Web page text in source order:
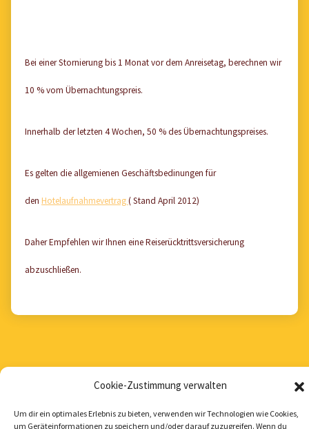
Cookie-Zustimmung verwalten
Um dir ein optimales Erlebnis zu bieten, verwenden wir Technologien wie Cookies,
um Geräteinformationen zu speichern und/oder darauf zuzugreifen. Wenn du
Bei einer Stornierung bis 1 Monat vor dem Anreisetag, berechnen wir
10 % vom Übernachtungspreis.
Innerhalb der letzten 4 Wochen, 50 % des Übernachtungspreises.
Es gelten die allgemienen Geschäftsbedinungen für
den Hotelaufnahmevertrag( Stand April 2012)
Daher Empfehlen wir Ihnen eine Reiserücktrittsversicherung
abzuschließen.